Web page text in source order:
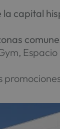
capital